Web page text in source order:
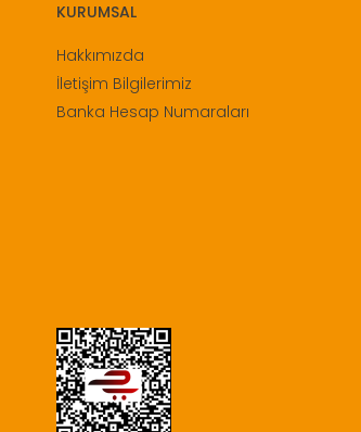
KURUMSAL
Hakkımızda
İletişim Bilgilerimiz
Banka Hesap Numaraları